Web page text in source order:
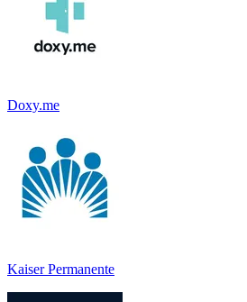
Doxy.me
Kaiser Permanente